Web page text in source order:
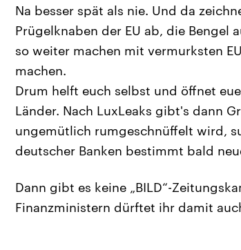
Na besser spät als nie. Und da
Prügelknaben der EU ab, die Bengel
so weiter machen mit vermurksten
machen.
Drum helft euch selbst und öffnet
Länder. Nach LuxLeaks gibt's dann
ungemütlich rumgeschnüffelt wird,
deutscher Banken bestimmt bald
Dann gibt es keine „BILD“-
Finanzministern dürftet ihr damit